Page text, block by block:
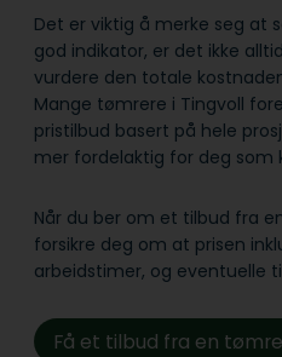
Det er viktig å merke seg at
god indikator, er det ikke
vurdere den totale
Mange tømrere i Tingvoll
pristilbud basert på hele
mer fordelaktig for deg som
Når du ber om et tilbud fra
forsikre deg om at prisen
arbeidstimer, og eventuelle
Få et tilbud fra en